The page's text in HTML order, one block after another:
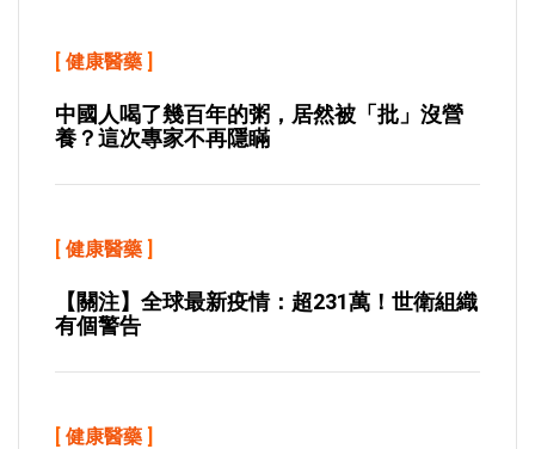
[ 健康醫藥 ]
中國人喝了幾百年的粥，居然被「批」沒營
養？這次專家不再隱瞞
[ 健康醫藥 ]
【關注】全球最新疫情：超231萬！世衛組織
有個警告
[ 健康醫藥 ]